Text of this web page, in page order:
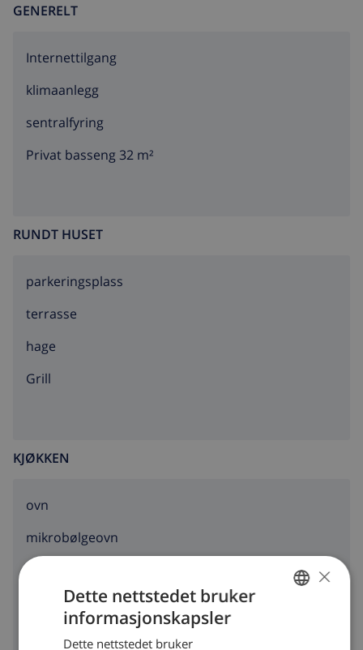
GENERELT
Internettilgang
klimaanlegg
sentralfyring
Privat basseng 32 m²
RUNDT HUSET
parkeringsplass
terrasse
hage
grill
KJØKKEN
ovn
mikrobølgeovn
brødrister
×
Dette nettstedet bruker
informasjonskapsler
Dette nettstedet bruker